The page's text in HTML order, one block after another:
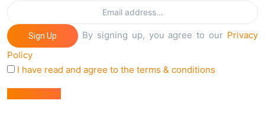
Sign Up By signing up, you agree to our Privacy
Policy
I have read and agree to the terms & conditions
Berita Utama